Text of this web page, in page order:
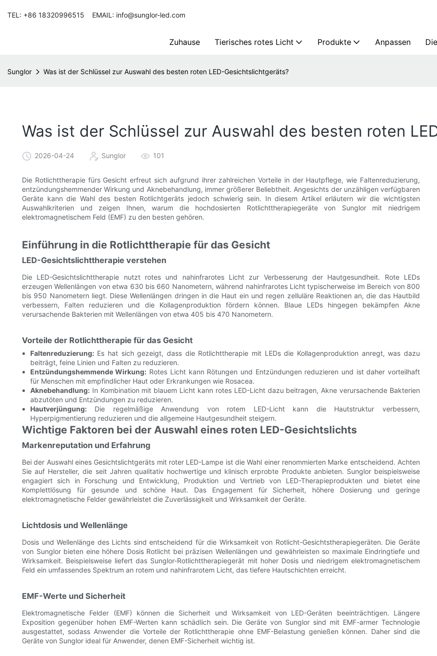
TEL: +86 18320996515 EMAIL: info@sunglor-led.com
Zuhause Tierisches rotes Licht Produkte Anpassen
Sunglor Was ist der Schlüssel zur Auswahl des besten roten LED-Gesichtslichtgeräts?
Was ist der Schlüssel zur Auswahl des besten roten
2026-04-24 Sunglor 101
Die Rotlichttherapie fürs Gesicht erfreut sich aufgrund ihrer zahlreichen Vorteile in der Hautpflege, wie Faltenreduzierung,
entzündungshemmender Wirkung und Aknebehandlung, immer größerer Beliebtheit. Angesichts der unzähligen verfügbaren
Geräte kann die Wahl des besten Rotlichtgeräts jedoch schwierig sein. In diesem Artikel erläutern wir die wichtigsten
Auswahlkriterien und zeigen Ihnen, warum die hochdosierten Rotlichttherapiegeräte von Sunglor mit niedrigem
elektromagnetischem Feld (EMF) zu den besten gehören.
Einführung in die Rotlichttherapie für das Gesicht
LED-Gesichtslichttherapie verstehen
Die LED-Gesichtslichttherapie nutzt rotes und nahinfrarotes Licht zur Verbesserung der Hautgesundheit. Rote LEDs
erzeugen Wellenlängen von etwa 630 bis 660 Nanometern, während nahinfrarotes Licht typischerweise im Bereich von 800
bis 950 Nanometern liegt. Diese Wellenlängen dringen in die Haut ein und regen zelluläre Reaktionen an, die das Hautbild
verbessern, Falten reduzieren und die Kollagenproduktion fördern können. Blaue LEDs hingegen bekämpfen Akne
verursachende Bakterien mit Wellenlängen von etwa 405 bis 470 Nanometern.
Vorteile der Rotlichttherapie für das Gesicht
Faltenreduzierung:Es hat sich gezeigt, dass die Rotlichttherapie mit LEDs die Kollagenproduktion anregt, was dazu
beiträgt, feine Linien und Falten zu reduzieren.
Entzündungshemmende Wirkung: Rotes Licht kann Rötungen und Entzündungen reduzieren und ist daher vorteilhaft
für Menschen mit empfindlicher Haut oder Erkrankungen wie Rosacea.
Aknebehandlung:In Kombination mit blauem Licht kann rotes LED-Licht dazu beitragen, Akne verursachende Bakterien
abzutöten und Entzündungen zu reduzieren.
Hautverjüngung:Die regelmäßige Anwendung von rotem LED-Licht kann die Hautstruktur verbessern,
Hyperpigmentierung reduzieren und die allgemeine Hautgesundheit steigern.
Wichtige Faktoren bei der Auswahl eines roten LED-Gesichtslichts
Markenreputation und Erfahrung
Bei der Auswahl eines Gesichtslichtgeräts mit roter LED-Lampe ist die Wahl einer renommierten Marke entscheidend. Achten
Sie auf Hersteller, die seit Jahren qualitativ hochwertige und klinisch erprobte Produkte anbieten. Sunglor beispielsweise
engagiert sich in Forschung und Entwicklung, Produktion und Vertrieb von LED-Therapieprodukten und bietet eine
Komplettlösung für gesunde und schöne Haut. Das Engagement für Sicherheit, höhere Dosierung und geringe
elektromagnetische Felder gewährleistet die Zuverlässigkeit und Wirksamkeit der Geräte.
Lichtdosis und Wellenlänge
Dosis und Wellenlänge des Lichts sind entscheidend für die Wirksamkeit von Rotlicht-Gesichtstherapiegeräten. Die Geräte
von Sunglor bieten eine höhere Dosis Rotlicht bei präzisen Wellenlängen und gewährleisten so maximale Eindringtiefe und
Wirksamkeit. Beispielsweise liefert das Sunglor-Rotlichttherapiegerät mit hoher Dosis und niedrigem elektromagnetischem
Feld ein umfassendes Spektrum an rotem und nahinfrarotem Licht, das tiefere Hautschichten erreicht.
EMF-Werte und Sicherheit
Elektromagnetische Felder (EMF) können die Sicherheit und Wirksamkeit von LED-Geräten beeinträchtigen. Längere
Exposition gegenüber hohen EMF-Werten kann schädlich sein. Die Geräte von Sunglor sind mit EMF-armer Technologie
ausgestattet, sodass Anwender die Vorteile der Rotlichttherapie ohne EMF-Belastung genießen können. Daher sind die
Geräte von Sunglor ideal für Anwender, denen EMF-Sicherheit wichtig ist.